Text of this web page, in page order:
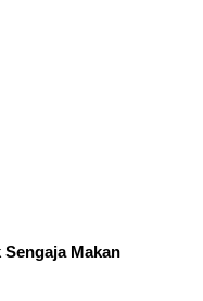
Sengaja Makan